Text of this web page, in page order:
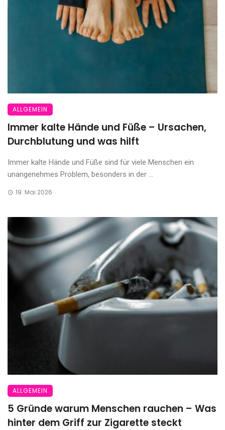
ALLGEMEIN
Immer kalte Hände und Füße – Ursachen,
Durchblutung und was hilft
Immer kalte Hände und Füße sind für viele Menschen ein
unangenehmes Problem, besonders in der ...
19. Mai 2026
ALLGEMEIN
5 Gründe warum Menschen rauchen – Was
hinter dem Griff zur Zigarette steckt